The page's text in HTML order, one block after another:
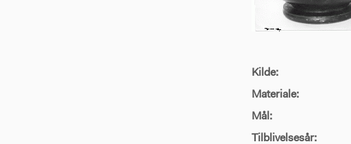
Kilde:
Materiale:
Mål:
Tilblivelsesår: